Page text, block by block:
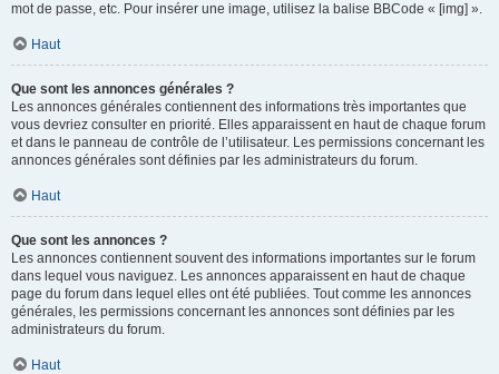
mot de passe, etc. Pour insérer une image, utilisez la balise BBCode « [img] ».
Haut
Que sont les annonces générales ?
Les annonces générales contiennent des informations très importantes que
vous devriez consulter en priorité. Elles apparaissent en haut de chaque forum
et dans le panneau de contrôle de l’utilisateur. Les permissions concernant les
annonces générales sont définies par les administrateurs du forum.
Haut
Que sont les annonces ?
Les annonces contiennent souvent des informations importantes sur le forum
dans lequel vous naviguez. Les annonces apparaissent en haut de chaque
page du forum dans lequel elles ont été publiées. Tout comme les annonces
générales, les permissions concernant les annonces sont définies par les
administrateurs du forum.
Haut